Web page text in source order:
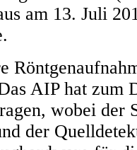
am 13. Juli
AIP hat zum
wobei der
der